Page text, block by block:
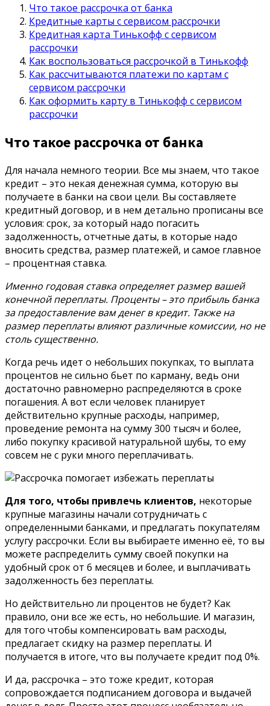
Что такое рассрочка от банка
Кредитные карты с сервисом рассрочки
Кредитная карта Тинькофф с сервисом
рассрочки
Как воспользоваться рассрочкой в Тинькофф
Как рассчитываются платежи по картам с
сервисом рассрочки
Как оформить карту в Тинькофф с сервисом
рассрочки
Что такое рассрочка от банка
Для начала немного теории. Все мы знаем, что такое
кредит – это некая денежная сумма, которую вы
получаете в банки на свои цели. Вы составляете
кредитный договор, и в нем детально прописаны все
условия: срок, за который надо погасить
задолженность, отчетные даты, в которые надо
вносить средства, размер платежей, и самое главное
– процентная ставка.
Именно годовая ставка определяет размер вашей
конечной переплаты. Проценты – это прибыль банка
за предоставление вам денег в кредит. Также на
размер переплаты влияют различные комиссии, но не
столь существенно.
Когда речь идет о небольших покупках, то выплата
процентов не сильно бьет по карману, ведь они
достаточно равномерно распределяются в сроке
погашения. А вот если человек планирует
действительно крупные расходы, например,
проведение ремонта на сумму 300 тысяч и более,
либо покупку красивой натуральной шубы, то ему
совсем не с руки много переплачивать.
Для того, чтобы привлечь клиентов, некоторые
крупные магазины начали сотрудничать с
определенными банками, и предлагать покупателям
услугу рассрочки. Если вы выбираете именно её, то вы
можете распределить сумму своей покупки на
удобный срок от 6 месяцев и более, и выплачивать
задолженность без переплаты.
Но действительно ли процентов не будет? Как
правило, они все же есть, но небольшие. И магазин,
для того чтобы компенсировать вам расходы,
предлагает скидку на размер переплаты. И
получается в итоге, что вы получаете кредит под 0%.
И да, рассрочка – это тоже кредит, которая
сопровождается подписанием договора и выдачей